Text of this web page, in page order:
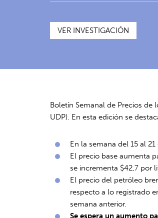
VER INVESTIGACIÓN
Boletín Semanal de Precios
UDP). En esta edición se
En la semana del 15 al
El precio base aumenta
se incrementa $42,7 por
El precio del petróleo
respecto a lo registrado
semana anterior.
Se espera un aumento